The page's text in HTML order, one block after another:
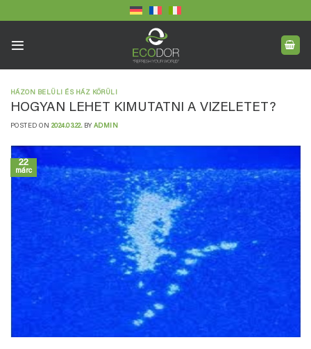
to
HÁZON BELÜLI ÉS HÁZ KÖRÜLI
HOGYAN LEHET KIMUTATNI A VIZELETET?
POSTED ON 2024.03.22. BY ADMIN
22
márc